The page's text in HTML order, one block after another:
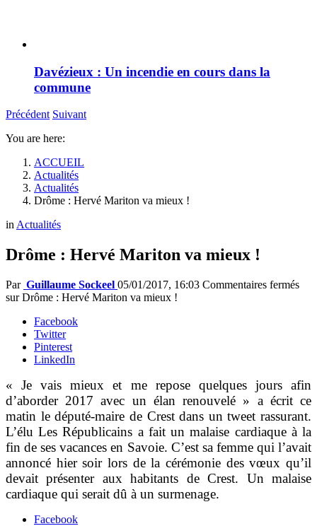
Davézieux : Un incendie en cours dans la
commune
Précédent Suivant
You are here:
ACCUEIL
Actualités
Actualités
Drôme : Hervé Mariton va mieux !
inActualités
Drôme : Hervé Mariton va mieux !
Par Guillaume Sockeel 05/01/2017, 16:03 Commentaires fermés
sur Drôme : Hervé Mariton va mieux !
Facebook
Twitter
Pinterest
LinkedIn
« Je vais mieux et me repose quelques jours afin
d’aborder 2017 avec un élan renouvelé » a écrit ce
matin le député-maire de Crest dans un tweet rassurant.
L’élu Les Républicains a fait un malaise cardiaque à la
fin de ses vacances en Savoie. C’est sa femme qui l’avait
annoncé hier soir lors de la cérémonie des vœux qu’il
devait présenter aux habitants de Crest. Un malaise
cardiaque qui serait dû à un surmenage.
Facebook